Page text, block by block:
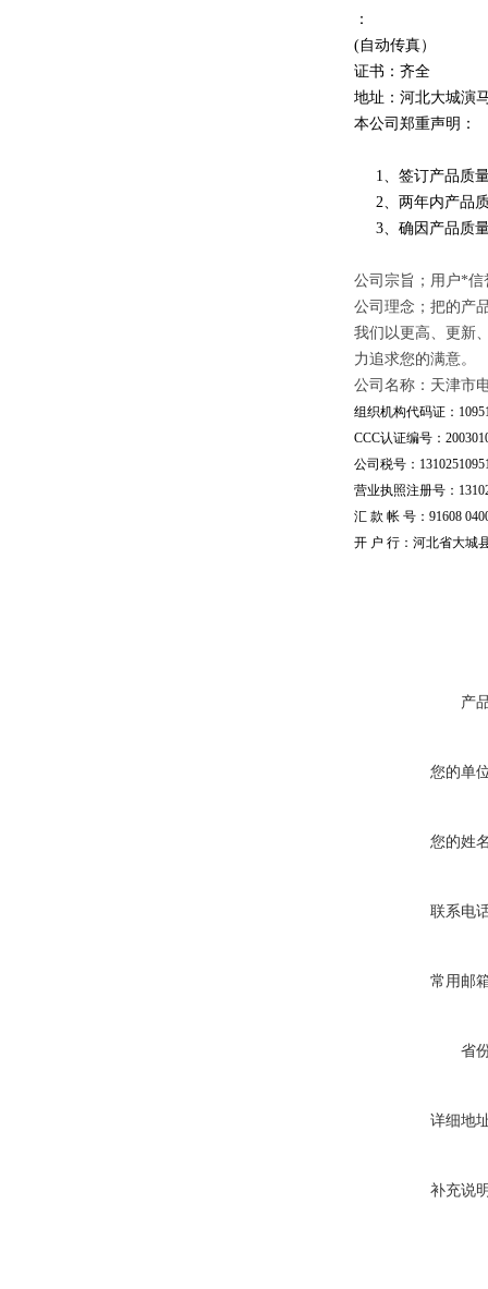
：
(自动传真）
证书：齐全
地址：河北大城演
本公司郑重声明：
1、签订产品质量
2、两年内产品质
3、确因产品质量
公司宗旨；用户*
公司理念；把的产
我们以更高、更新
力追求您的满意。
公司名称：天津市
组织机构代码证：
CCC认证编号：
公司税号：
营业执照注册号：
汇 款 帐 号：91608
开 户 行：河北省大城
产
您的单
您的姓
联系电
常用邮
省
详细地
补充说